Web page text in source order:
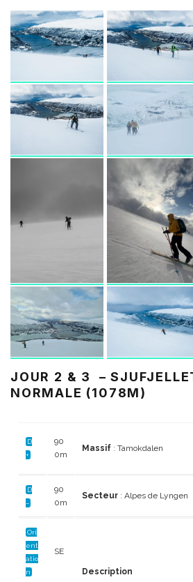
JOUR 2 & 3 –
NORMALE (1078M)
D
+
90
0m
Massif: Tamokdalen
D
–
90
0m
Secteur: Alpes de Lyngen
Ori
ent
atio
n
SE
Description